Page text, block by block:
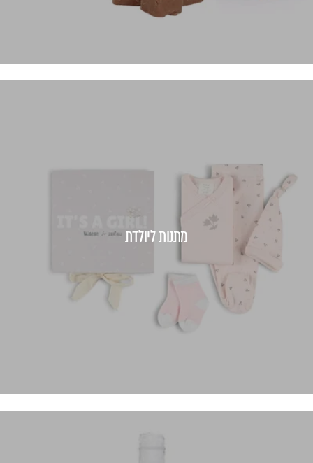
מתנות ליולדת